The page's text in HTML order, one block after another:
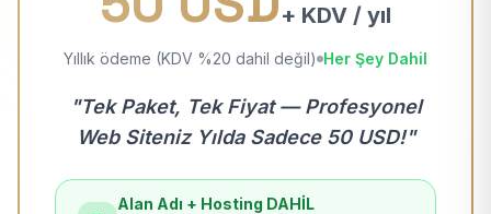
+ KDV / yıl
Yıllık ödeme (KDV %20 dahil değil) Her Şey Dahil
"Tek Paket, Tek Fiyat — Profesyonel
Web Siteniz Yılda Sadece 50 USD!"
Alan Adı + Hosting DAHİL